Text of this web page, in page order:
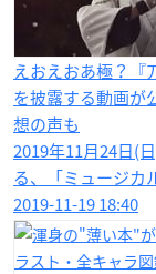
えおえおあ極？『
を披露する動画が
想の声も
2019年11月24日(
る、「ミュージ
2019-11-19 18:40